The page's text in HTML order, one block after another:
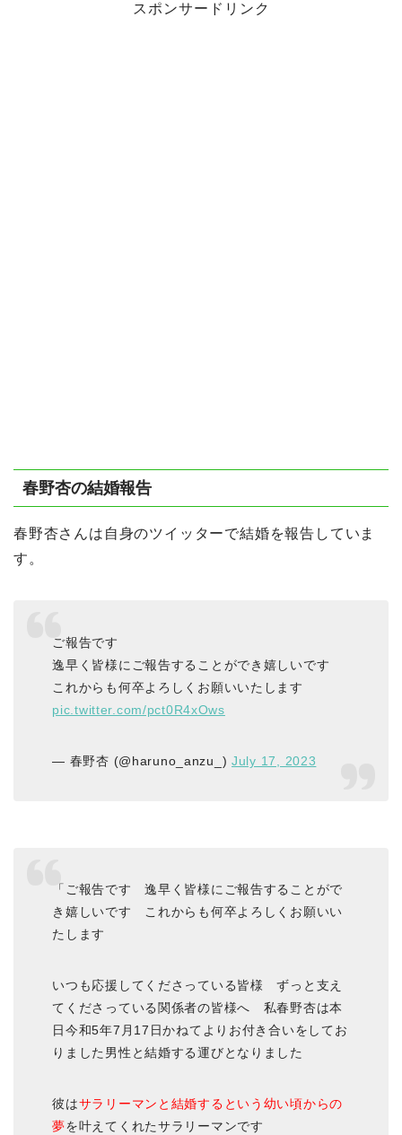
スポンサードリンク
春野杏の結婚報告
春野杏さんは自身のツイッターで結婚を報告していま
す。
ご報告です
逸早く皆様にご報告することができ嬉しいです
これからも何卒よろしくお願いいたします
pic.twitter.com/pct0R4xOws
— 春野杏 (@haruno_anzu_)July 17, 2023
「ご報告です 逸早く皆様にご報告することがで
き嬉しいです これからも何卒よろしくお願いい
たします
いつも応援してくださっている皆様 ずっと支え
てくださっている関係者の皆様へ 私春野杏は本
日今和5年7月17日かねてよりお付き合いをしてお
りました男性と結婚する運びとなりました
彼はサラリーマンと結婚するという幼い頃からの
夢を叶えてくれたサラリーマンです